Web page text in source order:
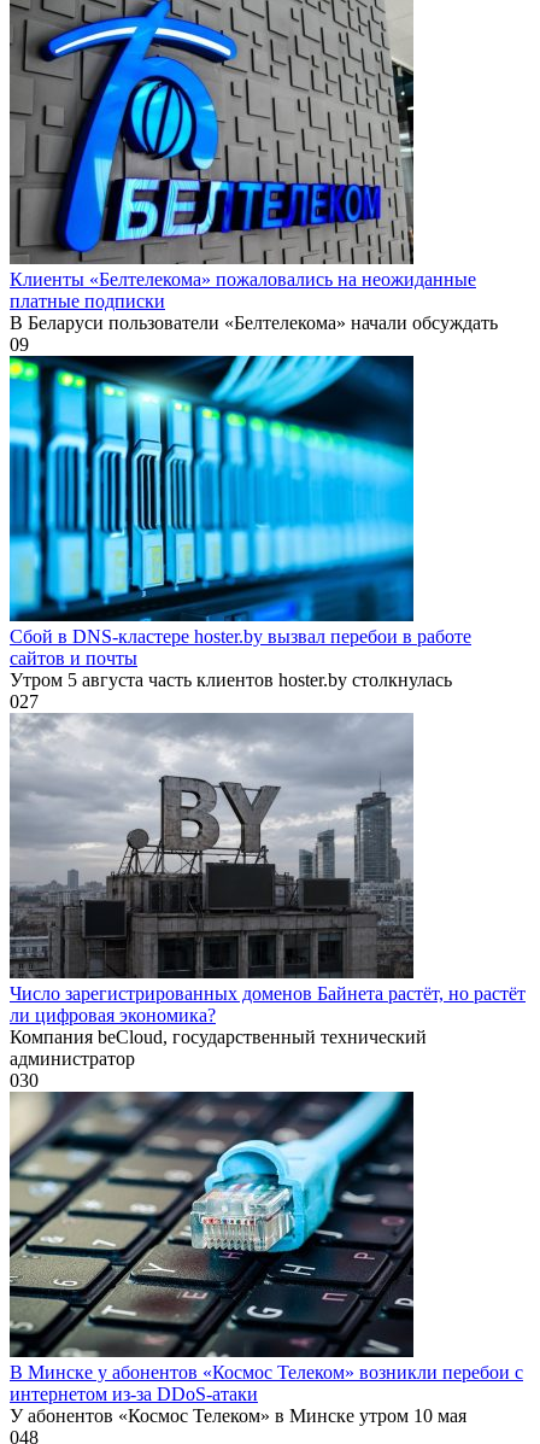
Клиенты «Белтелекома» пожаловались на неожиданные
платные подписки
В Беларуси пользователи «Белтелекома» начали обсуждать
09
Сбой в DNS-кластере hoster.by вызвал перебои в работе
сайтов и почты
Утром 5 августа часть клиентов hoster.by столкнулась
027
Число зарегистрированных доменов Байнета растёт, но растёт
ли цифровая экономика?
Компания beCloud, государственный технический
администратор
030
В Минске у абонентов «Космос Телеком» возникли перебои с
интернетом из-за DDoS-атаки
У абонентов «Космос Телеком» в Минске утром 10 мая
048